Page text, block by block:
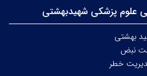
علوم‌ پزشکی شهیدبهشتی
بهشتی
نبض